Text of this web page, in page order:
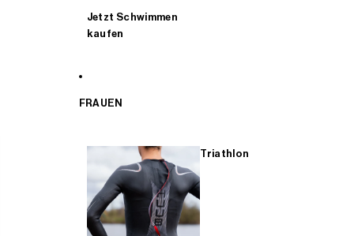
Jetzt Schwimmen
kaufen
FRAUEN
Triathlon